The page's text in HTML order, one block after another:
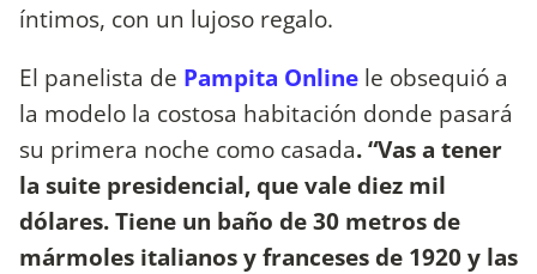
íntimos, con un lujoso regalo.
El panelista de Pampita Online le obsequió a
la modelo la costosa habitación donde pasará
su primera noche como casada. “Vas a tener
la suite presidencial, que vale diez mil
dólares. Tiene un baño de 30 metros de
mármoles italianos y franceses de 1920 y las